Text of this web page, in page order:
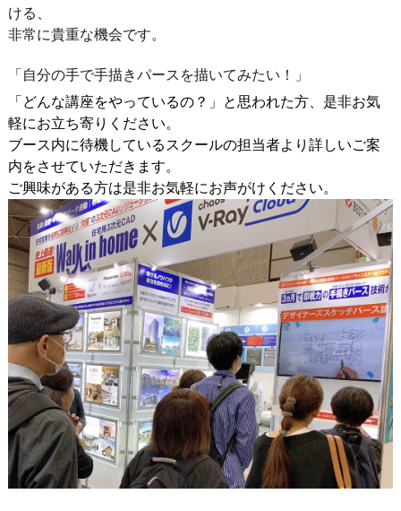
ける、
非常に貴重な機会です。
「自分の手で手描きパースを描いてみたい！」
「どんな講座をやっているの？」と思われた方、是非お気
軽にお立ち寄りください。
ブース内に待機しているスクールの担当者より 詳しいご案
内をさせていただきます。
ご興味がある方は是非お気軽にお声がけください。